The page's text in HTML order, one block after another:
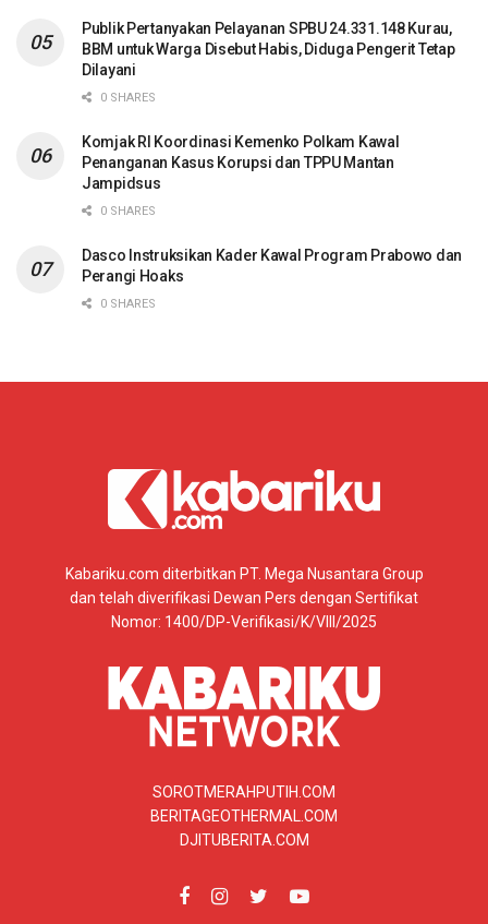
Publik Pertanyakan Pelayanan SPBU 24.331.148 Kurau,
BBM untuk Warga Disebut Habis, Diduga Pengerit Tetap
Dilayani
0 SHARES
Komjak RI Koordinasi Kemenko Polkam Kawal
Penanganan Kasus Korupsi dan TPPU Mantan
Jampidsus
0 SHARES
Dasco Instruksikan Kader Kawal Program Prabowo dan
Perangi Hoaks
0 SHARES
Kabariku.com diterbitkan PT. Mega Nusantara Group
dan telah diverifikasi Dewan Pers dengan Sertifikat
Nomor: 1400/DP-Verifikasi/K/VIII/2025
SOROTMERAHPUTIH.COM
BERITAGEOTHERMAL.COM
DJITUBERITA.COM